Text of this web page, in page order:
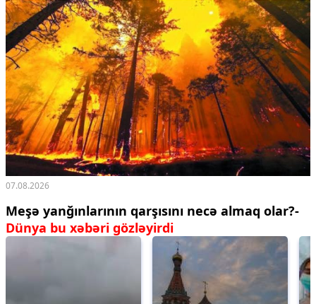
07.08.2026
Meşə yanğınlarının qarşısını necə almaq olar?-
Dünya bu xəbəri gözləyirdi